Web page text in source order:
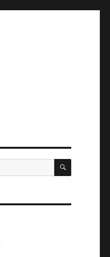
搜